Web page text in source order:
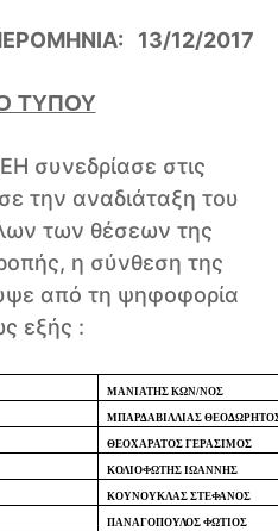
13/12/2017
ΤΥΠΟΥ
συνεδρίασε στις
την αναδιάταξη του
των θέσεων της
η σύνθεση της
από τη ψηφοφορία
εξής :
ΜΑΝΙΑΤΗΣ ΚΩΝ/ΝΟΣ
ΜΠΑΡΔΑΒΙΛΛΙΑΣ
ΘΕΟΧΑΡΑΤΟΣ ΓΕΡΑΣΙΜΟΣ
ΚΟΛΙΟΦΩΤΗΣ ΙΩΑΝΝΗΣ
ΚΟΥΝΟΥΚΛΑΣ ΣΤΕΦΑΝΟΣ
ΠΑΝΑΓΟΠΟΥΛΟΣ ΦΩΤΙΟΣ